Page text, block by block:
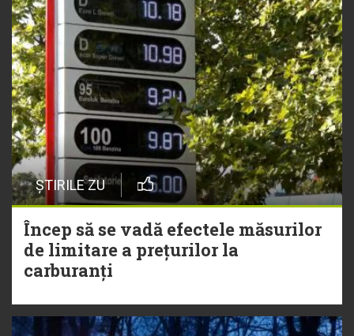
ȘTIRILE ZU
Încep să se vadă efectele măsurilor
de limitare a prețurilor la
carburanți